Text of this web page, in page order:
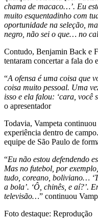
chama de macaco…’. Eu
muito esquentadinho com
oportunidade na seleção,
negro, não sei o que… no
Contudo, Benjamin Back e
tentaram concertar a fala do
“A ofensa é uma coisa que
coisa muito pessoal. Uma
isso e ela falou: ‘cara, você
o apresentador
Todavia, Vampeta
experiência dentro de
equipe de São Paulo de
“Eu não estou defendendo
Mas no futebol, por
tudo, coreano, boliviano…
a bola’. ‘Ô, chinês, e aí?’.
televisão…” continuou
Foto destaque: Reprodução